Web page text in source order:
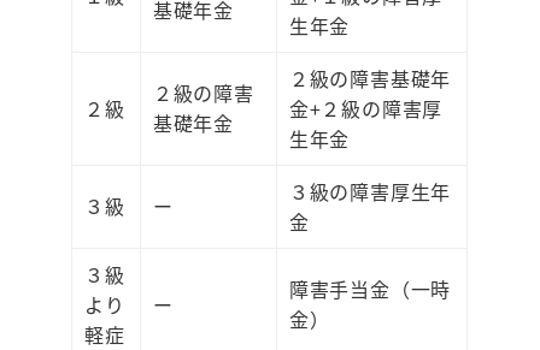
基礎年金
生年金
２級
２級の障害
基礎年金
２級の障害基礎年
金+２級の障害厚
生年金
３級 ー
３級の障害厚生年
金
３級
より
軽症
ー
障害手当金（一時
金）